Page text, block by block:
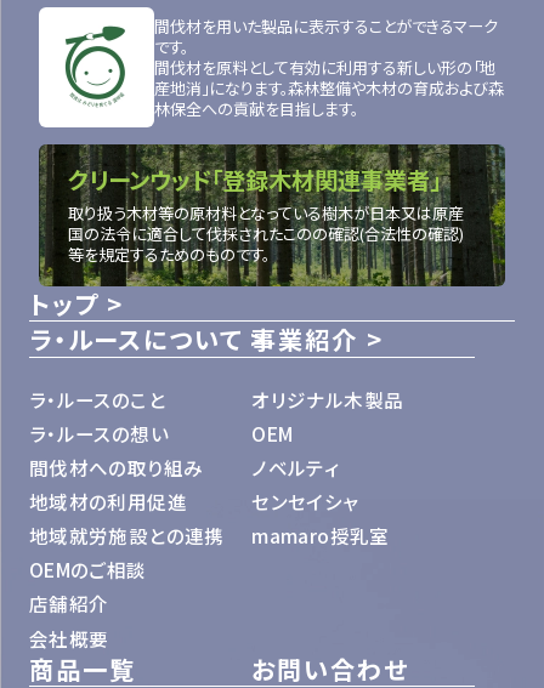
トップ
ラ・ルースについて
ラ・ルースのこと
ラ・ルースの想い
間伐材への取り組み
地域材の利用促進
地域就労施設との連携
OEMのご相談
店舗紹介
会社概要
事業紹介
オリジナル木製品
OEM
ノベルティ
センセイシャ
mamaro授乳室
商品一覧 お問い合わせ
間伐材を用いた製品に表示することができるマーク
です。
間伐材を原料として有効に利用する新しい形の「地
産地消」になります。森林整備や木材の育成および森
林保全への貢献を目指します。
クリーンウッド「登録木材関連事業者」
取り扱う木材等の原材料となっている樹木が日本又は原産
国の法令に適合して伐採されたこのの確認(合法性の確認)
等を規定するためのものです。